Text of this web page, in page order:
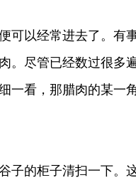
可以经常进去了。有
。尽管已经数过很多
一看，那腊肉的某一角
子的柜子清扫一下。